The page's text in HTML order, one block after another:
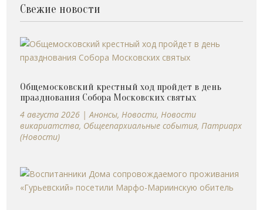
Свежие новости
Общемосковский крестный ход пройдет в день
празднования Собора Московских святых
4 августа 2026 |Анонсы, Новости, Новости
викариатства, Общеепархиальные события, Патриарх
(Новости)